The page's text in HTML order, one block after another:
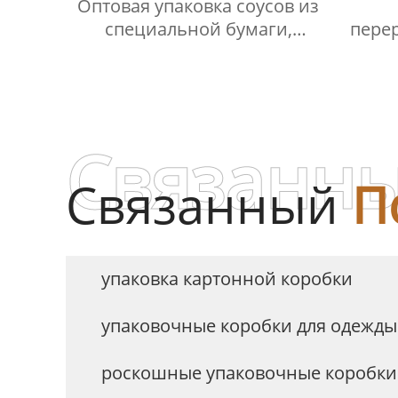
Оптовая упаковка соусов из
специальной бумаги,
Связанный
упаковка картонной коробки
упаковочные коробки для одежды
роскошные упаковочные